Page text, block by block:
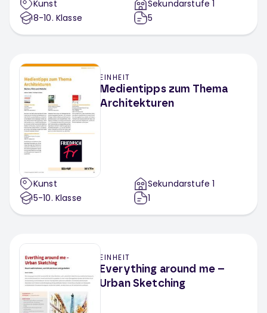
Kunst
8-10. Klasse
Sekundarstufe 1
5
EINHEIT
Medientipps zum Thema
Architekturen
Kunst
5-10. Klasse
Sekundarstufe 1
1
EINHEIT
Everything around me –
Urban Sketching